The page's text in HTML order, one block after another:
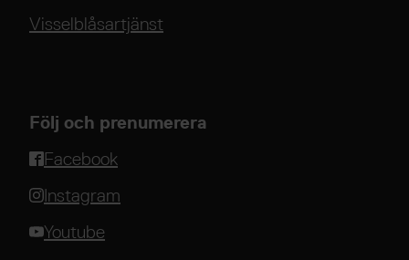
Visselblåsartjänst
Följ och prenumerera
Facebook
Instagram
Youtube